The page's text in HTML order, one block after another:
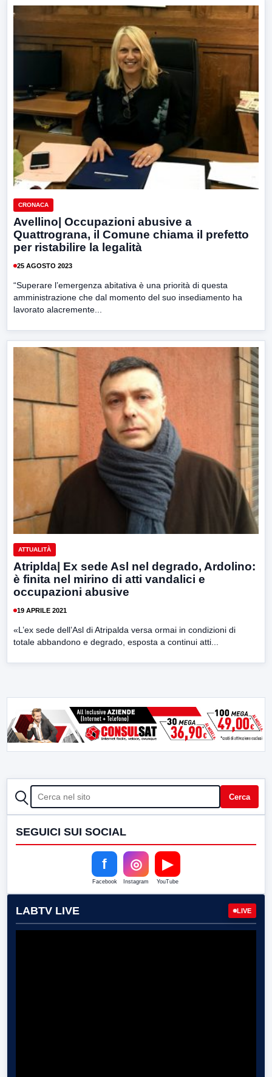
CRONACA
Avellino| Occupazioni abusive a
Quattrograna, il Comune chiama il prefetto
per ristabilire la legalità
25 AGOSTO 2023
“Superare l’emergenza abitativa è una priorità di questa
amministrazione che dal momento del suo insediamento ha
lavorato alacremente...
ATTUALITÀ
Atriplda| Ex sede Asl nel degrado, Ardolino:
è finita nel mirino di atti vandalici e
occupazioni abusive
19 APRILE 2021
«L’ex sede dell’Asl di Atripalda versa ormai in condizioni di
totale abbandono e degrado, esposta a continui atti...
CERCA Cerca
SEGUICI SUI SOCIAL
f
Facebook
◎
Instagram
▶
YouTube
LABTV LIVE LIVE